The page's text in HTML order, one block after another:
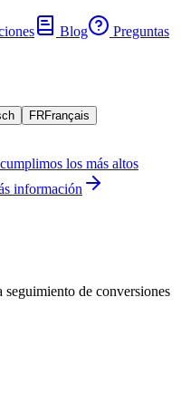
Blog
Preguntas
FRFrançais
los más altos
información
de conversiones